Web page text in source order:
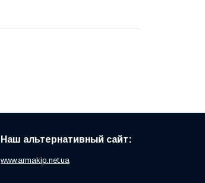
Наш альтернативный сайт:
www.armakip.net.ua